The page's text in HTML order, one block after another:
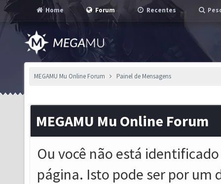
Home Forum Recentes
MEGAMU Mu Online Forum Painel de Mensagens
MEGAMU Mu Online Forum
Ou você não está
página. Isto pode ser por um